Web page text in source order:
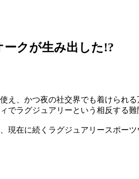
クが生み出した!?
え、かつ夜の社交界でも着けられ
ラグジュアリーという相反する難
現在に続くラグジュアリースポー